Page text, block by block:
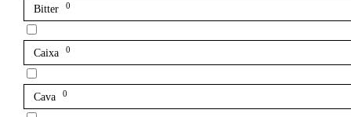
Bitter 0
Caixa 0
Cava 0